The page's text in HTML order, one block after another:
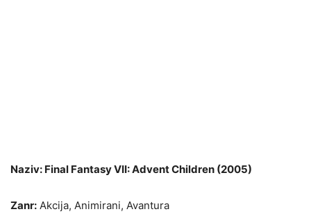
Naziv: Final Fantasy VII: Advent Children (2005)
Zanr: Akcija, Animirani, Avantura